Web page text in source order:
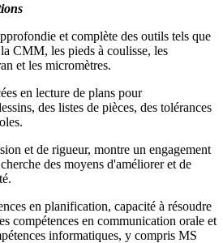
et complète des outils tels que
CMM, les pieds à coulisse, les
et les micromètres.
en lecture de plans pour
des listes de pièces, des tolérances
et de rigueur, montre un engagement
des moyens d'améliorer et de
en planification, capacité à résoudre
compétences en communication orale et
informatiques, y compris MS